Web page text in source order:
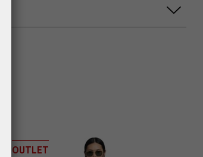
OUTLET